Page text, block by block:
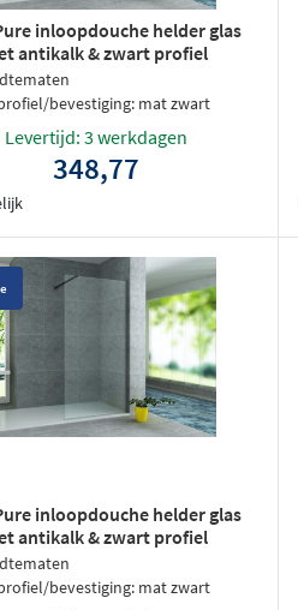
inloopdouche helder glas
antikalk & zwart profiel
bevestiging: mat zwart
Levertijd: 3 werkdagen
348,77
inloopdouche helder glas
antikalk & zwart profiel
bevestiging: mat zwart